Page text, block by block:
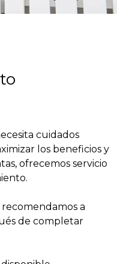
cuidados
los beneficios y
ofrecemos servicio
a
de completar